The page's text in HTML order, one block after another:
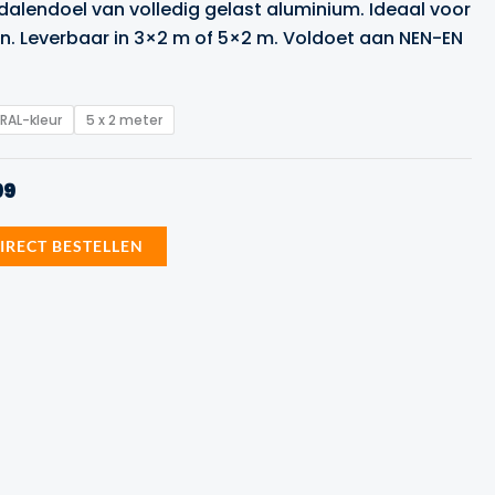
tot
€3,299.99
van volledig gelast aluminium. Ideaal voor
Leverbaar in 3×2 m of 5×2 m. Voldoet aan NEN-EN
kleur 5 x 2 meter
Huidige
is:
BESTELLEN